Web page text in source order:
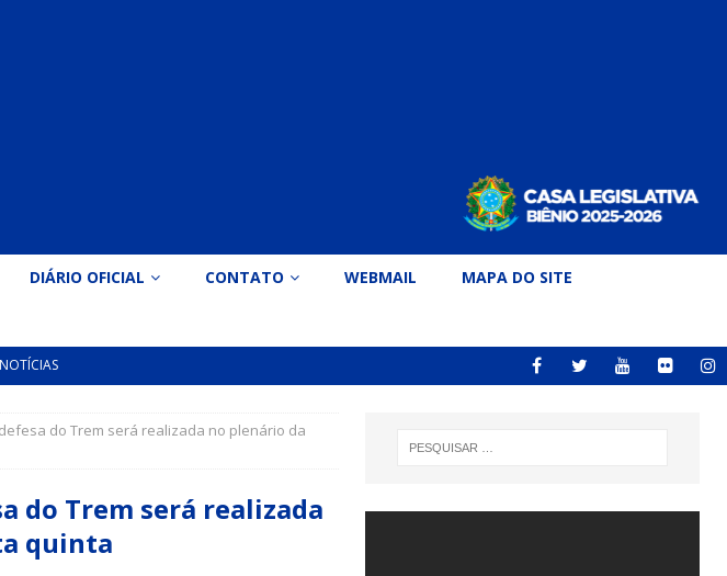
DIÁRIO OFICIAL CONTATO WEBMAIL MAPA DO SITE
NOTÍCIAS
ginásio de esportes em
asfáltica em Mapele
do Trem será realizada no plenário da
do Trem será realizada
quinta